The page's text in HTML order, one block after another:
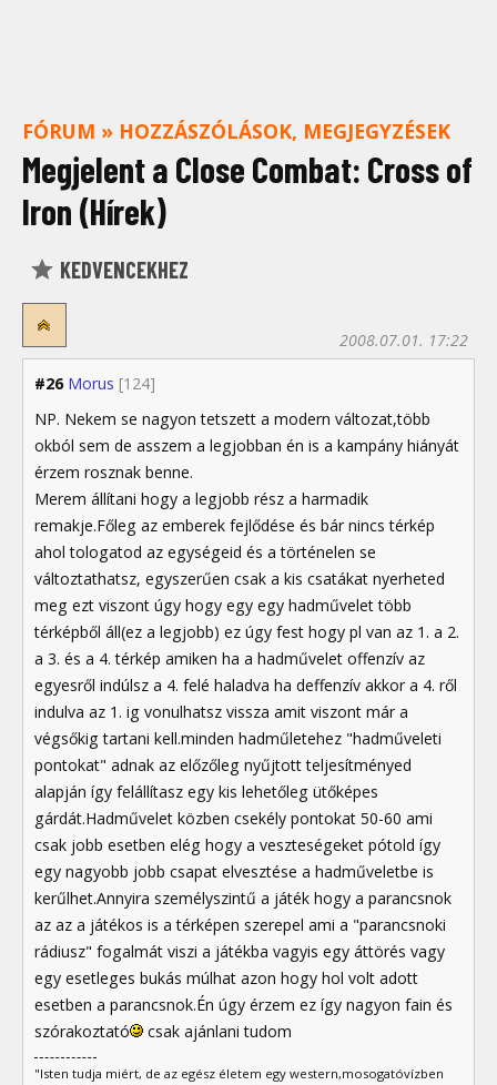
FÓRUM » HOZZÁSZÓLÁSOK, MEGJEGYZÉSEK
Megjelent a Close Combat: Cross of
Iron (Hírek)
KEDVENCEKHEZ
#26 Morus [124]
2008.07.01. 17:22
NP. Nekem se nagyon tetszett a modern változat,több
okból sem de asszem a legjobban én is a kampány hiányát
érzem rosznak benne.
Merem állítani hogy a legjobb rész a harmadik
remakje.Főleg az emberek fejlődése és bár nincs térkép
ahol tologatod az egységeid és a történelen se
változtathatsz, egyszerűen csak a kis csatákat nyerheted
meg ezt viszont úgy hogy egy egy hadművelet több
térképből áll(ez a legjobb) ez úgy fest hogy pl van az 1. a 2.
a 3. és a 4. térkép amiken ha a hadművelet offenzív az
egyesről indúlsz a 4. felé haladva ha deffenzív akkor a 4. ről
indulva az 1. ig vonulhatsz vissza amit viszont már a
végsőkig tartani kell.minden hadműletehez "hadműveleti
pontokat" adnak az előzőleg nyűjtott teljesítményed
alapján így felállítasz egy kis lehetőleg ütőképes
gárdát.Hadművelet közben csekély pontokat 50-60 ami
csak jobb esetben elég hogy a veszteségeket pótold így
egy nagyobb jobb csapat elvesztése a hadműveletbe is
kerűlhet.Annyira személyszintű a játék hogy a parancsnok
az az a játékos is a térképen szerepel ami a "parancsnoki
rádiusz" fogalmát viszi a játékba vagyis egy áttörés vagy
egy esetleges bukás múlhat azon hogy hol volt adott
esetben a parancsnok.Én úgy érzem ez így nagyon fain és
szórakoztató
csak ajánlani tudom
"Isten tudja miért, de az egész életem egy western,mosogatóvízben